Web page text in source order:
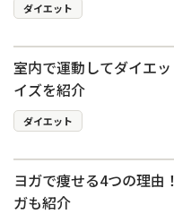
ダイエット
室内で運動してダイエ
イズを紹介
ダイエット
ヨガで痩せる4つの理由
ガも紹介